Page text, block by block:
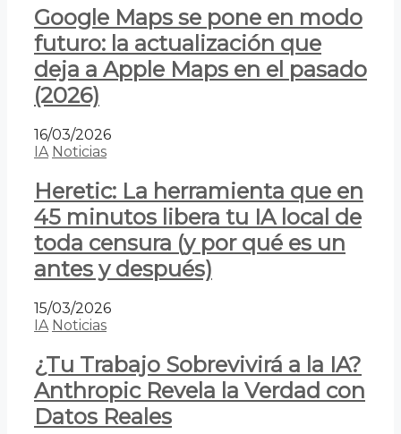
Google Maps se pone en modo
futuro: la actualización que
deja a Apple Maps en el pasado
(2026)
16/03/2026
IA Noticias
Heretic: La herramienta que en
45 minutos libera tu IA local de
toda censura (y por qué es un
antes y después)
15/03/2026
IA Noticias
¿Tu Trabajo Sobrevivirá a la IA?
Anthropic Revela la Verdad con
Datos Reales